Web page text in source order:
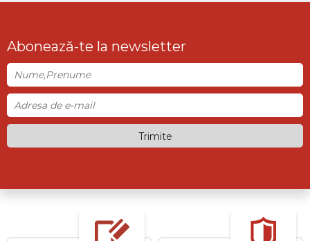
Abonează-te la newsletter
Trimite